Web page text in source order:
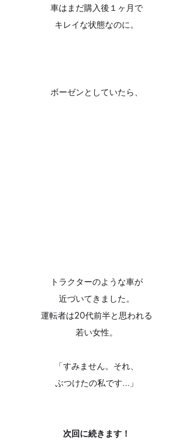
車はまだ購入後１ヶ月で
キレイな状態なのに。
ボーゼンとしていたら、
トラクターのような車が
近づいてきました。
運転者は20代前半と思われる
若い女性。
「すみません。それ、
ぶつけたの私です...」
次回に続きます！